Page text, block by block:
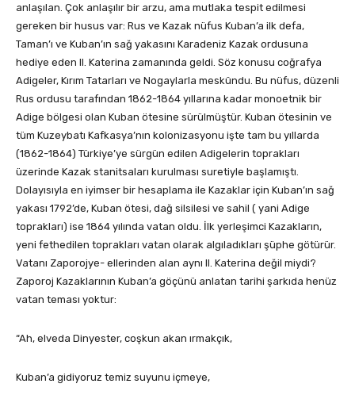
anlaşılan. Çok anlaşılır bir arzu, ama mutlaka tespit edilmesi
gereken bir husus var: Rus ve Kazak nüfus Kuban’a ilk defa,
Taman’ı ve Kuban’ın sağ yakasını Karadeniz Kazak ordusuna
hediye eden II. Katerina zamanında geldi. Söz konusu coğrafya
Adigeler, Kırım Tatarları ve Nogaylarla meskûndu. Bu nüfus, düzenli
Rus ordusu tarafından 1862-1864 yıllarına kadar monoetnik bir
Adige bölgesi olan Kuban ötesine sürülmüştür. Kuban ötesinin ve
tüm Kuzeybatı Kafkasya’nın kolonizasyonu işte tam bu yıllarda
(1862-1864) Türkiye’ye sürgün edilen Adigelerin toprakları
üzerinde Kazak stanitsaları kurulması suretiyle başlamıştı.
Dolayısıyla en iyimser bir hesaplama ile Kazaklar için Kuban’ın sağ
yakası 1792’de, Kuban ötesi, dağ silsilesi ve sahil ( yani Adige
toprakları) ise 1864 yılında vatan oldu. İlk yerleşimci Kazakların,
yeni fethedilen toprakları vatan olarak algıladıkları şüphe götürür.
Vatanı Zaporojye- ellerinden alan aynı II. Katerina değil miydi?
Zaporoj Kazaklarının Kuban’a göçünü anlatan tarihi şarkıda henüz
vatan teması yoktur:
“Ah, elveda Dinyester, coşkun akan ırmakçık,
Kuban’a gidiyoruz temiz suyunu içmeye,